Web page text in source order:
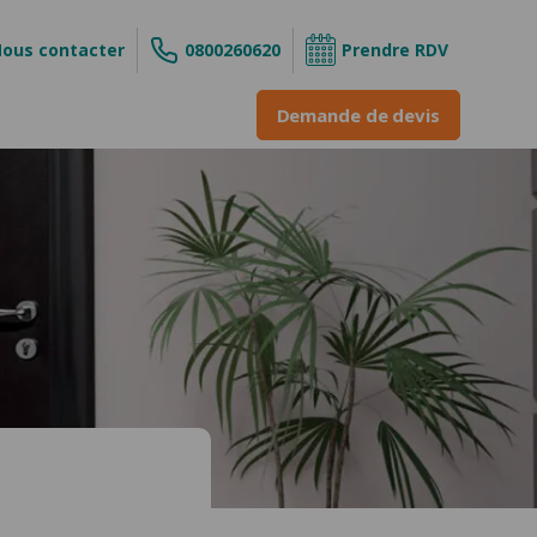
contacter 0800260620 Prendre RDV
&
Demande de devis